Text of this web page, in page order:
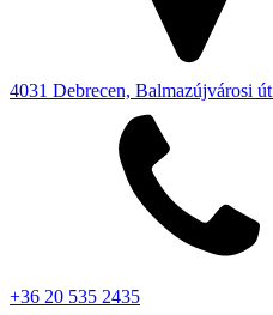
4031 Debrecen, Balmazújvárosi
+36 20 535 2435